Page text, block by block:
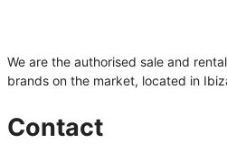
We are the authorised sale and
brands on the market, located in
Contact